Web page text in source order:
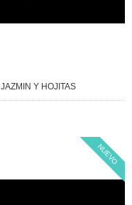
JAZMIN Y HOJITAS
NUEVO